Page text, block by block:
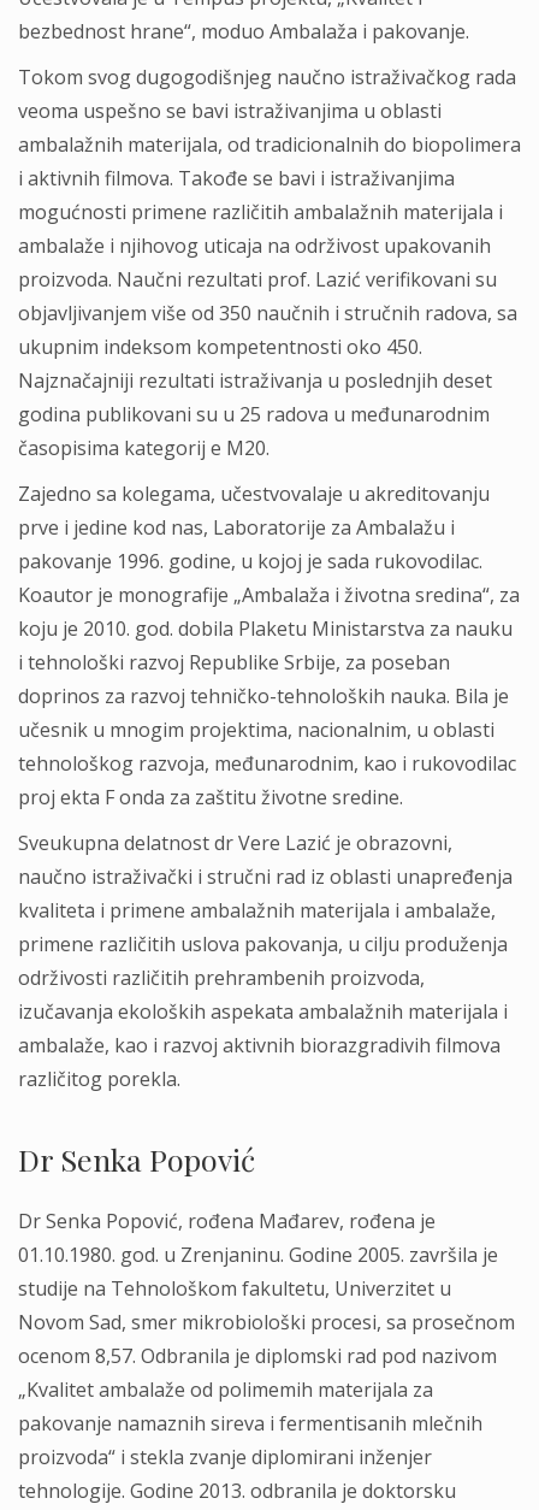
bezbednost hrane“, moduo Ambalaža i pakovanje.
Tokom svog dugogodišnjeg naučno istraživačkog rada
veoma uspešno se bavi istraživanjima u oblasti
ambalažnih materijala, od tradicionalnih do biopolimera
i aktivnih filmova. Takođe se bavi i istraživanjima
mogućnosti primene različitih ambalažnih materijala i
ambalaže i njihovog uticaja na održivost upakovanih
proizvoda. Naučni rezultati prof. Lazić verifikovani su
objavljivanjem više od 350 naučnih i stručnih radova, sa
ukupnim indeksom kompetentnosti oko 450.
Najznačajniji rezultati istraživanja u poslednjih deset
godina publikovani su u 25 radova u međunarodnim
časopisima kategorij e M20.
Zajedno sa kolegama, učestvovalaje u akreditovanju
prve i jedine kod nas, Laboratorije za Ambalažu i
pakovanje 1996. godine, u kojoj je sada rukovodilac.
Koautor je monografije „Ambalaža i životna sredina“, za
koju je 2010. god. dobila Plaketu Ministarstva za nauku
i tehnološki razvoj Republike Srbije, za poseban
doprinos za razvoj tehničko-tehnoloških nauka. Bila je
učesnik u mnogim projektima, nacionalnim, u oblasti
tehnološkog razvoja, međunarodnim, kao i rukovodilac
proj ekta F onda za zaštitu životne sredine.
Sveukupna delatnost dr Vere Lazić je obrazovni,
naučno istraživački i stručni rad iz oblasti unapređenja
kvaliteta i primene ambalažnih materijala i ambalaže,
primene različitih uslova pakovanja, u cilju produženja
održivosti različitih prehrambenih proizvoda,
izučavanja ekoloških aspekata ambalažnih materijala i
ambalaže, kao i razvoj aktivnih biorazgradivih filmova
različitog porekla.
Dr Senka Popović
Dr Senka Popović, rođena Mađarev, rođena je
01.10.1980. god. u Zrenjaninu. Godine 2005. završila je
studije na Tehnološkom fakultetu, Univerzitet u
Novom Sad, smer mikrobiološki procesi, sa prosečnom
ocenom 8,57. Odbranila je diplomski rad pod nazivom
„Kvalitet ambalaže od polimemih materijala za
pakovanje namaznih sireva i fermentisanih mlečnih
proizvoda“ i stekla zvanje diplomirani inženjer
tehnologije. Godine 2013. odbranila je doktorsku